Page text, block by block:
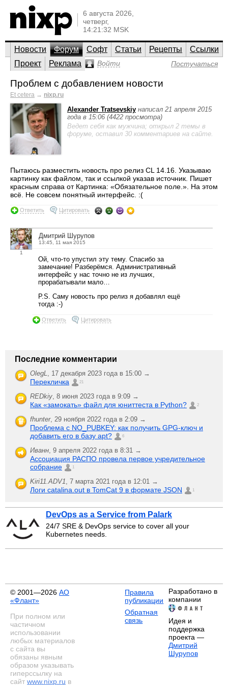
6 августа 2026,
четверг,
14:21:32 MSK
Новости Форум Софт Статьи Рецепты
Ссылки
Проект
Реклама Войти Постучаться
Проблем с добавлением новости
Et cetera → nixp.ru
Alexander Tratsevskiy написал 21 апреля 2015
года в 15:06 (4422 просмотра)
Ведет себя как мужчина; открыл 2 темы в
форуме, оставил 30 комментариев на сайте.
Пытаюсь разместить новость про релиз CL 14.16. Указываю
картинку как файлом, так и ссылкой указав источник. Пишет
красным справа от Картинка: «Обязательное поле.». На этом
всё. Не совсем понятный интерфейс. :(
Ответить Цитировать
1
Дмитрий Шурупов
13:45, 11 мая 2015
Ой, что-то упустил эту тему. Спасибо за
замечание! Разберёмся. Административный
интерфейс у нас точно не из лучших,
прорабатывали мало…
P.S. Саму новость про релиз я добавлял ещё
тогда :-)
Ответить Цитировать
Последние комментарии
OlegL 17 декабря 2023 года в 15:00 →
Перекличка 21
REDkiy 8 июня 2023 года в 9:09 →
Как «замокать» файл для юниттеста в Python? 2
fhunter, 29 ноября 2022 года в 2:09 →
Проблема с NO_PUBKEY: как получить GPG-ключ и
добавить его в базу apt?
6
Иванн 9 апреля 2022 года в 8:31 →
Ассоциация РАСПО провела первое учредительное
собрание
1
Kiri11.ADV1 7 марта 2021 года в 12:01 →
Логи catalina.out в TomCat 9 в формате JSON 1
DevOps as a Service from Palark
24/7 SRE & DevOps service to cover all your
Kubernetes needs.
© 2001—2026 АО
«Флант»
При полном или
частичном
использовании
любых материалов
с сайта вы
обязаны явным
образом указывать
гиперссылку на
сайт www.nixp.ru в
Правила
публикации
Обратная
связь
Разработано в
компании
Идея и
поддержка
проекта —
Дмитрий
Шурупов